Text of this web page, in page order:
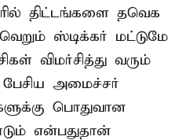
திட்டங்களை தவெக
ஸ்டிக்கர் மட்டுமே
விமர்சித்து வரும்
பேசிய அமைச்சர்
பொதுவான
என்பதுதான்